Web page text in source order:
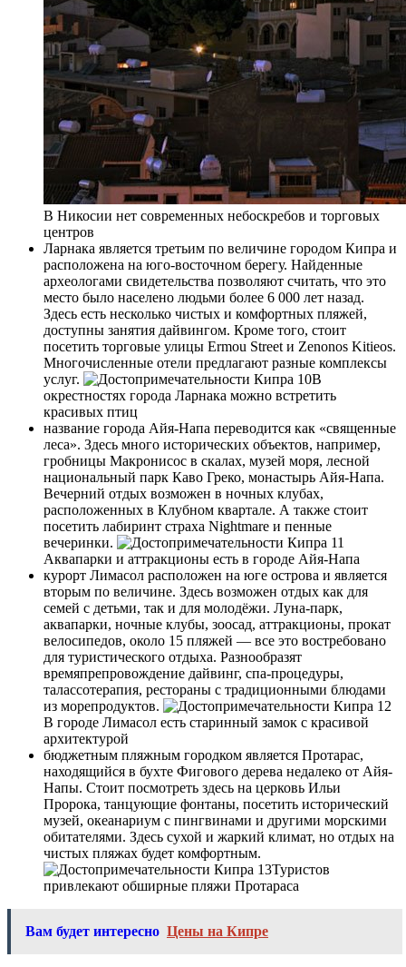
В Никосии нет современных небоскребов и торговых
центров
Ларнака является третьим по величине городом Кипра и
расположена на юго-восточном берегу. Найденные
археологами свидетельства позволяют считать, что это
место было населено людьми более 6 000 лет назад.
Здесь есть несколько чистых и комфортных пляжей,
доступны занятия дайвингом. Кроме того, стоит
посетить торговые улицы Ermou Street и Zenonos Kitieos.
Многочисленные отели предлагают разные комплексы
услуг.
В
окрестностях города Ларнака можно встретить
красивых птиц
название города Айя-Напа переводится как «священные
леса». Здесь много исторических объектов, например,
гробницы Макронисос в скалах, музей моря, лесной
национальный парк Каво Греко, монастырь Айя-Напа.
Вечерний отдых возможен в ночных клубах,
расположенных в Клубном квартале. А также стоит
посетить лабиринт страха Nightmare и пенные
вечеринки.
Аквапарки и аттракционы есть в городе Айя-Напа
курорт Лимасол расположен на юге острова и является
вторым по величине. Здесь возможен отдых как для
семей с детьми, так и для молодёжи. Луна-парк,
аквапарки, ночные клубы, зоосад, аттракционы, прокат
велосипедов, около 15 пляжей — все это востребовано
для туристического отдыха. Разнообразят
времяпрепровождение дайвинг, спа-процедуры,
талассотерапия, рестораны с традиционными блюдами
из морепродуктов.
В городе Лимасол есть старинный замок с красивой
архитектурой
бюджетным пляжным городком является Протарас,
находящийся в бухте Фигового дерева недалеко от Айя-
Напы. Стоит посмотреть здесь на церковь Ильи
Пророка, танцующие фонтаны, посетить исторический
музей, океанариум с пингвинами и другими морскими
обитателями. Здесь сухой и жаркий климат, но отдых на
чистых пляжах будет комфортным.
Туристов
привлекают обширные пляжи Протараса
Вам будет интересно Цены на Кипре